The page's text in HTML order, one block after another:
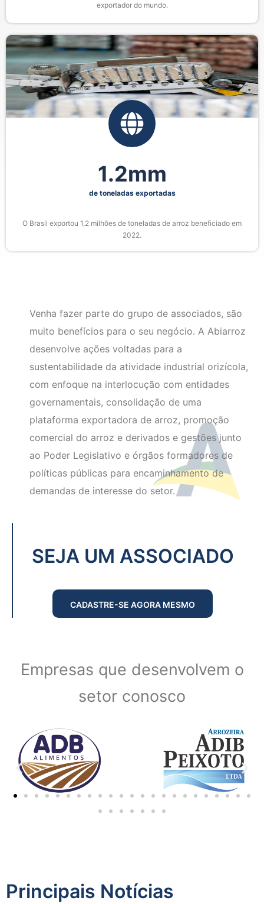
exportador do mundo.
de toneladas exportadas
1.2mm
O Brasil exportou 1,2 milhões de toneladas de arroz beneficiado em
2022.
Venha fazer parte do grupo de associados, são
muito benefícios para o seu negócio. A Abiarroz
desenvolve ações voltadas para a
sustentabilidade da atividade industrial orizícola,
com enfoque na interlocução com entidades
governamentais, consolidação de uma
plataforma exportadora de arroz, promoção
comercial do arroz e derivados e gestões junto
ao Poder Legislativo e órgãos formadores de
políticas públicas para encaminhamento de
demandas de interesse do setor.
SEJA UM ASSOCIADO
CADASTRE-SE AGORA MESMO
Empresas que desenvolvem o
setor conosco
Principais Notícias